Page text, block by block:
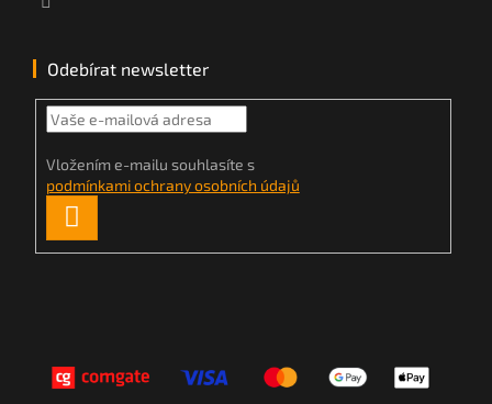
Odebírat newsletter
Vložením e-mailu souhlasíte s
podmínkami ochrany osobních údajů
SE